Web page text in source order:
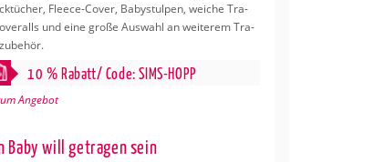
Fleece-Cover, Ba­by­s­tul­pen, wei­che Tra­
und eine große Aus­wahl an wei­te­rem Tra­
10 % Ra­batt/ Code:SIMS-HOPP
An­ge­bot
Baby will ge­tra­gen sein